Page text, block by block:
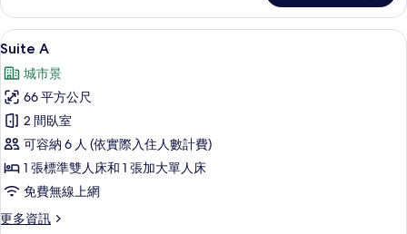
Room
的
詳
顯
示
Suite
A
的
所
有
相
片
Suite A | 起居區 | 50-吋智慧型電視、
18
Suite A
城市景
66 平方公尺
2 間臥室
可容納 6 人 (依實際入住人數計費)
1 張標準雙人床和 1 張加大單人床
免費無線上網
更多資訊
更